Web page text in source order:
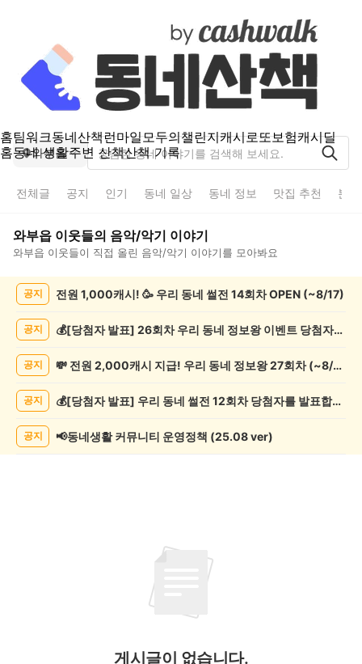
홈팀워크동네산책런마일모두의챌린지캐시로또보험캐시딜
홈동네 생활주변 산책산책 기록
와부읍
전체글 공지 인기 동네 일상 동네 정보 맛집 추천 분
와부읍 이웃들의 음악/악기 이야기
와부읍 이웃들이 직접 올린 음악/악기 이야기를 모아봐요
록
공지 전원 1,000캐시! 🥳 우리 동네 썰전 14회차 OPEN (~8/17)
공지 💰[당첨자 발표] 26회차 우리 동네 정보왕 이벤트 당첨자를 발표합니다!
공지 💸 전원 2,000캐시 지급! 우리 동네 정보왕 27회차 (~8/10)
공지 💰[당첨자 발표] 우리 동네 썰전 12회차 당첨자를 발표합니다!
공지 📢동네생활 커뮤니티 운영정책 (25.08 ver)
게시글이 없습니다.